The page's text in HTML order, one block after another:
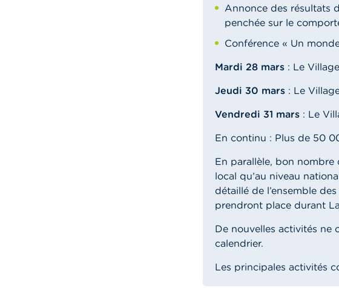
Annonce des résultats
penchée sur le
Conférence « Un
Mardi 28 mars : Le
Jeudi 30 mars : Le
Vendredi 31 mars : Le
En continu : Plus de 50
En parallèle, bon nombre
local qu’au niveau
détaillé de l’ensemble
prendront place durant
De nouvelles activités ne
calendrier.
Les principales activités